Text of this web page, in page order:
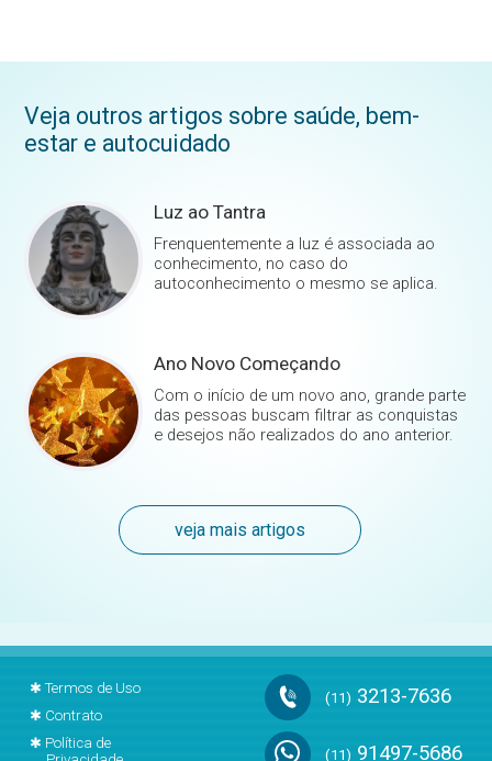
Veja outros artigos sobre saúde, bem-
estar e autocuidado
Luz ao Tantra
Frenquentemente a luz é associada ao
conhecimento, no caso do
autoconhecimento o mesmo se aplica.
Ano Novo Começando
Com o início de um novo ano, grande parte
das pessoas buscam filtrar as conquistas
e desejos não realizados do ano anterior.
veja mais artigos
✱Termos de Uso
✱ Contrato
✱ Política de
(11) 3213-7636
(11) 91497-5686